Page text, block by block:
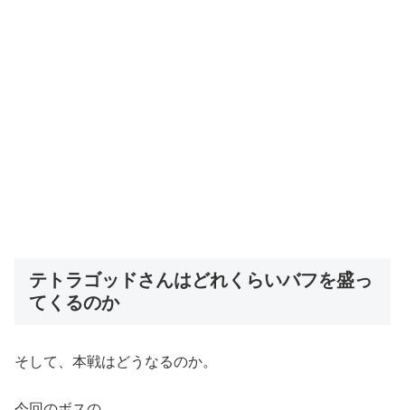
テトラゴッドさんはどれくらいバフを盛っ
てくるのか
そして、本戦はどうなるのか。